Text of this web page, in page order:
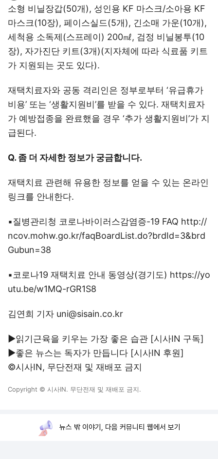
소형 비닐장갑(50개), 성인용 KF 마스크/소아용 KF
마스크(10장), 페이스실드(5개), 긴소매 가운(10개),
세척용 소독제(스프레이) 200㎖, 검정 비닐봉투(10
장), 자가진단 키트(3개)(지자체에 따라 식료품 키트
가 지원되는 곳도 있다).
재택치료자와 공동 격리인은 정부로부터 ‘유급휴가
비용’ 또는 ‘생활지원비’를 받을 수 있다. 재택치료자
가 예방접종을 완료했을 경우 ‘추가 생활지원비’가 지
급된다.
Q. 좀 더 자세한 정보가 궁금합니다.
재택치료 관련해 유용한 정보를 얻을 수 있는 온라인
링크를 안내한다.
▪질병관리청 코로나바이러스감염증-19 FAQ http://
ncov.mohw.go.kr/faqBoardList.do?brdId=3&brd
Gubun=38
▪코로나19 재택치료 안내 동영상(경기도) https://yo
utu.be/w1MQ-rGR1S8
김연희 기자 uni@sisain.co.kr
▶읽기근육을 키우는 가장 좋은 습관 [시사IN 구독]
▶좋은 뉴스는 독자가 만듭니다 [시사IN 후원]
©시사IN, 무단전재 및 재배포 금지
Copyright © 시사IN. 무단전재 및 재배포 금지.
뉴스 밖 이야기, 다음 커뮤니티 웹에서 보기